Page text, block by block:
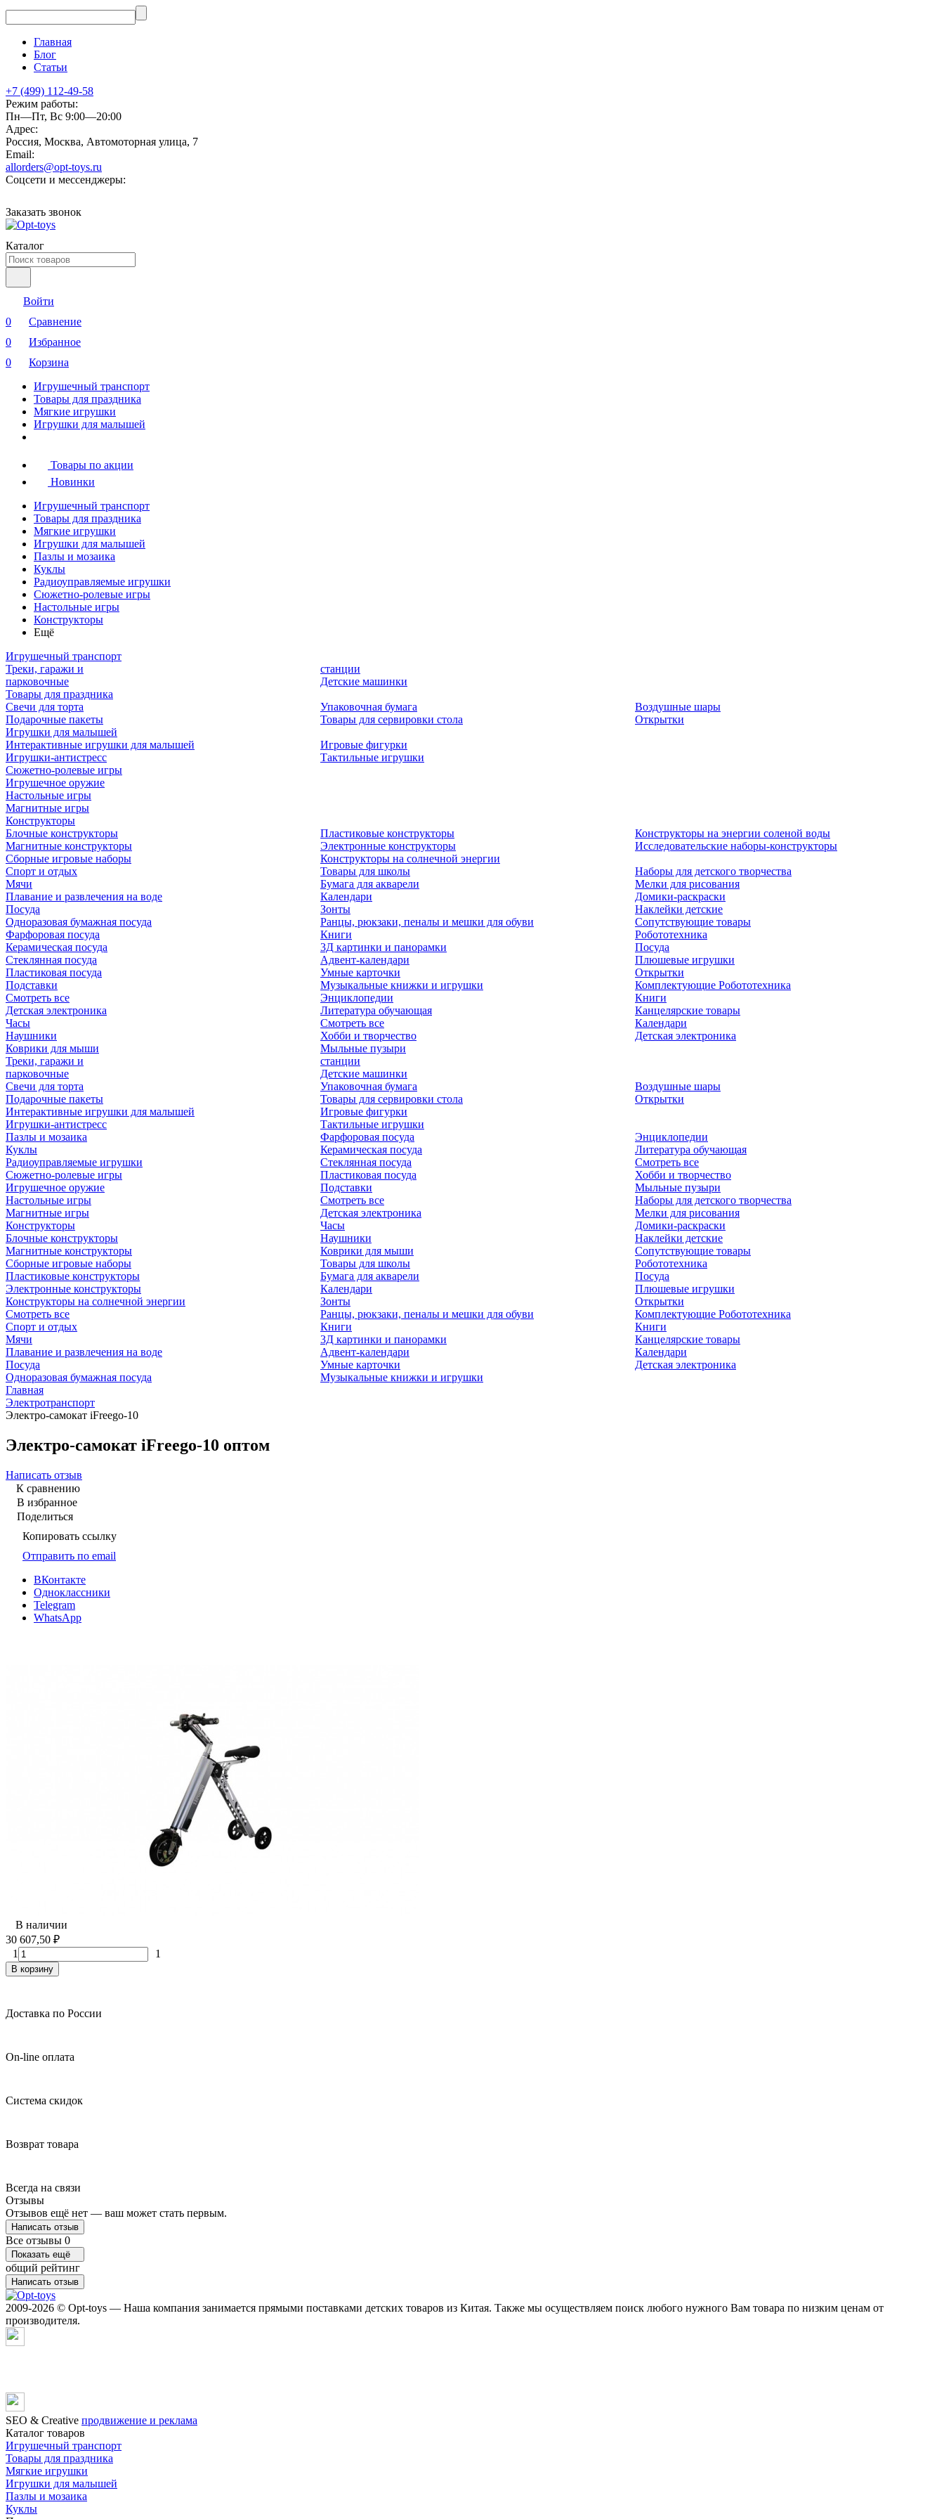
Главная
Блог
Статьи
+7 (499) 112-49-58
Режим работы:
Пн—Пт, Вс 9:00—20:00
Адрес:
Россия, Москва, Автомоторная улица, 7
Email:
allorders@opt-toys.ru
Соцсети и мессенджеры:
Заказать звонок
Каталог
Войти
0
Сравнение
0
Избранное
0
Корзина
Игрушечный транспорт
Товары для праздника
Мягкие игрушки
Игрушки для малышей
Товары по акции
Новинки
Игрушечный транспорт
Товары для праздника
Мягкие игрушки
Игрушки для малышей
Пазлы и мозаика
Куклы
Радиоуправляемые игрушки
Сюжетно-ролевые игры
Настольные игры
Конструкторы
Ещё
Игрушечный транспорт
Треки, гаражи и
парковочные
станции
Детские машинки
Товары для праздника
Свечи для торта
Подарочные пакеты
Упаковочная бумага
Товары для сервировки стола
Воздушные шары
Открытки
Игрушки для малышей
Интерактивные игрушки для малышей
Игрушки-антистресс
Игровые фигурки
Тактильные игрушки
Сюжетно-ролевые игры
Игрушечное оружие
Настольные игры
Магнитные игры
Конструкторы
Блочные конструкторы
Магнитные конструкторы
Сборные игровые наборы
Пластиковые конструкторы
Электронные конструкторы
Конструкторы на солнечной энергии
Конструкторы на энергии соленой воды
Исследовательские наборы-конструкторы
Спорт и отдых
Мячи
Плавание и развлечения на воде
Посуда
Одноразовая бумажная посуда
Фарфоровая посуда
Керамическая посуда
Стеклянная посуда
Пластиковая посуда
Подставки
Смотреть все
Детская электроника
Часы
Наушники
Коврики для мыши
Товары для школы
Бумага для акварели
Календари
Зонты
Ранцы, рюкзаки, пеналы и мешки для обуви
Книги
3Д картинки и панорамки
Адвент-календари
Умные карточки
Музыкальные книжки и игрушки
Энциклопедии
Литература обучающая
Смотреть все
Хобби и творчество
Мыльные пузыри
Наборы для детского творчества
Мелки для рисования
Домики-раскраски
Наклейки детские
Сопутствующие товары
Робототехника
Посуда
Плюшевые игрушки
Открытки
Комплектующие Робототехника
Книги
Канцелярские товары
Календари
Детская электроника
Треки, гаражи и
парковочные
станции
Детские машинки
Свечи для торта
Подарочные пакеты
Упаковочная бумага
Товары для сервировки стола
Воздушные шары
Открытки
Интерактивные игрушки для малышей
Игрушки-антистресс
Игровые фигурки
Тактильные игрушки
Пазлы и мозаика
Куклы
Радиоуправляемые игрушки
Сюжетно-ролевые игры
Игрушечное оружие
Настольные игры
Магнитные игры
Конструкторы
Блочные конструкторы
Магнитные конструкторы
Сборные игровые наборы
Пластиковые конструкторы
Электронные конструкторы
Конструкторы на солнечной энергии
Смотреть все
Спорт и отдых
Мячи
Плавание и развлечения на воде
Посуда
Одноразовая бумажная посуда
Фарфоровая посуда
Керамическая посуда
Стеклянная посуда
Пластиковая посуда
Подставки
Смотреть все
Детская электроника
Часы
Наушники
Коврики для мыши
Товары для школы
Бумага для акварели
Календари
Зонты
Ранцы, рюкзаки, пеналы и мешки для обуви
Книги
3Д картинки и панорамки
Адвент-календари
Умные карточки
Музыкальные книжки и игрушки
Энциклопедии
Литература обучающая
Смотреть все
Хобби и творчество
Мыльные пузыри
Наборы для детского творчества
Мелки для рисования
Домики-раскраски
Наклейки детские
Сопутствующие товары
Робототехника
Посуда
Плюшевые игрушки
Открытки
Комплектующие Робототехника
Книги
Канцелярские товары
Календари
Детская электроника
Главная
Электротранспорт
Электро-самокат iFreego-10
Электро-самокат iFreego-10 оптом
Написать отзыв
К сравнению
В избранное
Поделиться
Копировать ссылку
Отправить по email
ВКонтакте
Одноклассники
Telegram
WhatsApp
В наличии
30 607,50 ₽
1
1
В корзину
Доставка по России
On-line оплата
Система скидок
Возврат товара
Всегда на связи
Отзывы
Отзывов ещё нет — ваш может стать первым.
Написать отзыв
Все отзывы 0
Показать ещё
общий рейтинг
Написать отзыв
2009-2026 © Opt-toys — Наша компания занимается прямыми поставками детских товаров из Китая. Также мы осуществляем поиск любого нужного Вам товара по низким ценам от
производителя.
SЕО & Сreative продвижение и реклама
Каталог товаров
Игрушечный транспорт
Товары для праздника
Мягкие игрушки
Игрушки для малышей
Пазлы и мозаика
Куклы